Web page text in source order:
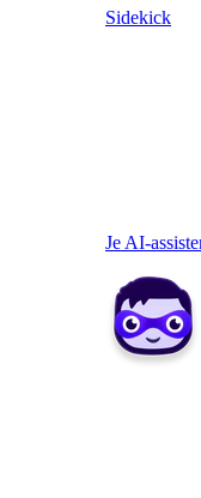
Sidekick
Je AI-